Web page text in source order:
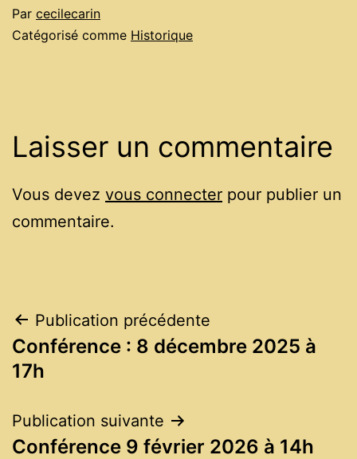
Par cecilecarin
Catégorisé comme Historique
Laisser un commentaire
Vous devez vous connecter pour publier un
commentaire.
Navigation
de
Publication précédente
Conférence : 8 décembre 2025 à
17h
Publication suivante
Conférence 9 février 2026 à 14h